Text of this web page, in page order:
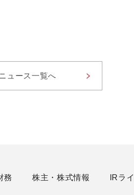
ュース一覧へ
務 株主・株式情報 IRラ